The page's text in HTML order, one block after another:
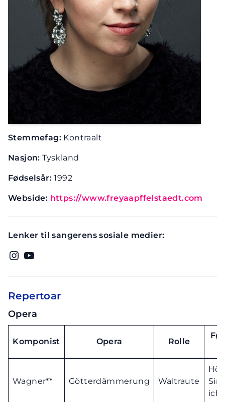
Stemmefag: Kontraalt
Nasjon:Tyskland
Fødselsår:1992
Webside: https://www.freyaapffelstaedt.com
Lenker til sangerens sosiale medier:
Instagram
YouTube
Repertoar
Opera
Komponist Opera Rolle
Wagner** Götterdämmerung Waltraute
ich